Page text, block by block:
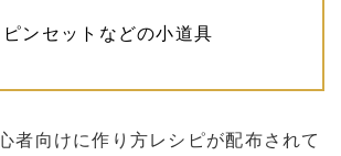
ンセットなどの小道具
者向けに作り方レシピが配布されて